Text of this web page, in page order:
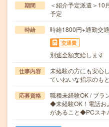
期間
＜紹介予定派遣＞10
予定
時給 時給1800円+通勤交
交通費
別途全額支給します
仕事内容
未経験の方にも安心
ていねいな指示のも
応募資格
職種未経験OK / ブラ
◆未経験OK！電話お
があること◆PCスキ